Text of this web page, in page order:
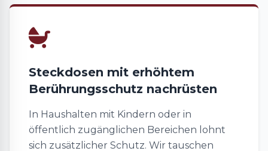
Steckdosen mit erhöhtem
Berührungsschutz nachrüsten
In Haushalten mit Kindern oder in
öffentlich zugänglichen Bereichen lohnt
sich zusätzlicher Schutz. Wir tauschen